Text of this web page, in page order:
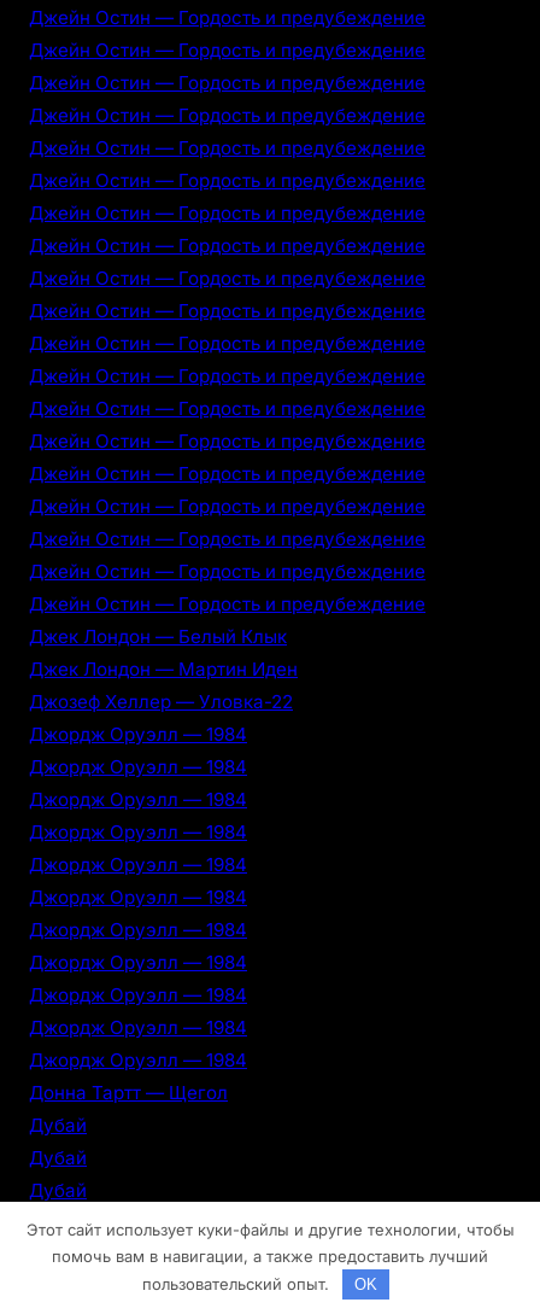
Джейн Остин — Гордость и предубеждение
Джейн Остин — Гордость и предубеждение
Джейн Остин — Гордость и предубеждение
Джейн Остин — Гордость и предубеждение
Джейн Остин — Гордость и предубеждение
Джейн Остин — Гордость и предубеждение
Джейн Остин — Гордость и предубеждение
Джейн Остин — Гордость и предубеждение
Джейн Остин — Гордость и предубеждение
Джейн Остин — Гордость и предубеждение
Джейн Остин — Гордость и предубеждение
Джейн Остин — Гордость и предубеждение
Джейн Остин — Гордость и предубеждение
Джейн Остин — Гордость и предубеждение
Джейн Остин — Гордость и предубеждение
Джейн Остин — Гордость и предубеждение
Джейн Остин — Гордость и предубеждение
Джейн Остин — Гордость и предубеждение
Джейн Остин — Гордость и предубеждение
Джек Лондон — Белый Клык
Джек Лондон — Мартин Иден
Джозеф Хеллер — Уловка-22
Джордж Оруэлл — 1984
Джордж Оруэлл — 1984
Джордж Оруэлл — 1984
Джордж Оруэлл — 1984
Джордж Оруэлл — 1984
Джордж Оруэлл — 1984
Джордж Оруэлл — 1984
Джордж Оруэлл — 1984
Джордж Оруэлл — 1984
Джордж Оруэлл — 1984
Джордж Оруэлл — 1984
Донна Тартт — Щегол
Дубай
Дубай
Дубай
Дубай
Дубай
Этот сайт использует куки-файлы и другие технологии, чтобы
помочь вам в навигации, а также предоставить лучший
пользовательский опыт.
OK